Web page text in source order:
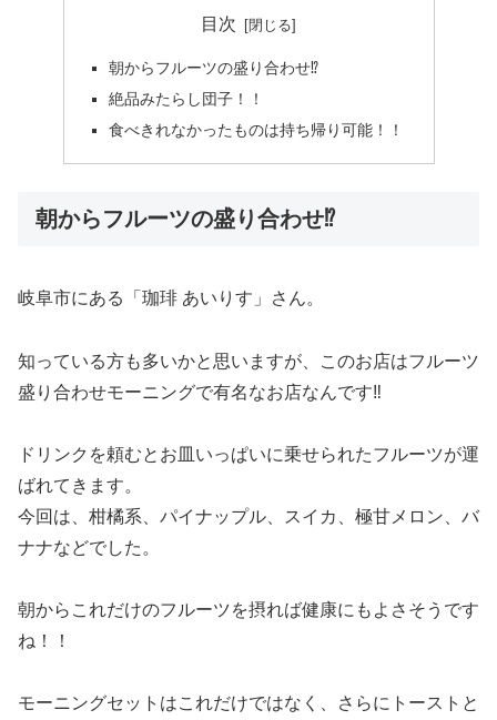
目次
朝からフルーツの盛り合わせ⁉️
絶品みたらし団子！！
食べきれなかったものは持ち帰り可能！！
朝からフルーツの盛り合わせ⁉️
岐阜市にある「珈琲 あいりす」さん。
知っている方も多いかと思いますが、このお店はフルーツ
盛り合わせモーニングで有名なお店なんです‼︎
ドリンクを頼むとお皿いっぱいに乗せられたフルーツが運
ばれてきます。
今回は、柑橘系、パイナップル、スイカ、極甘メロン、バ
ナナなどでした。
朝からこれだけのフルーツを摂れば健康にもよさそうです
ね！！
モーニングセットはこれだけではなく、さらにトーストと